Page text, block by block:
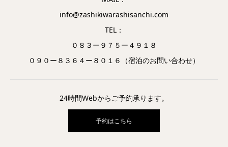
info@zashikiwarashisanchi.com
TEL：
０８３ー９７５ー４９１８
０９０ー８３６４ー８０１６（宿泊のお問い合わせ）
24時間Webからご予約承ります。
予約はこちら